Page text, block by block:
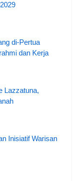
di-Pertua
dan Kerja
Lazzatuna,
Inisiatif Warisan